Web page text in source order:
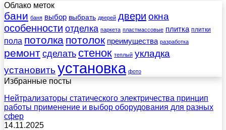
Облако меток
бани баня выбор выбрать дверей двери окна
особенности отделка паркета пластмассовые плитка плитки
пола потолка потолок преимущества разработка
ремонт сделать стенок теплый укладка
установить установка фото
Избранные посты
Нейтрализаторы статического электричества принцип
работы применение и выбор оборудования для разных
сфер
14.11.2025